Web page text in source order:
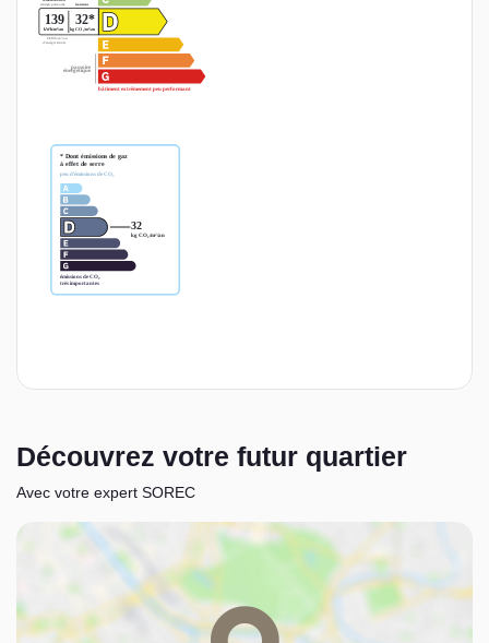
Découvrez votre futur quartier
Avec votre expert SOREC